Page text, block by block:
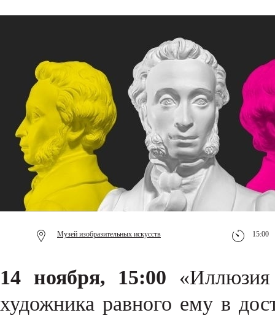
Музей изобразительных искусств 15:00
14 ноября, 15:00
художника равного ему в